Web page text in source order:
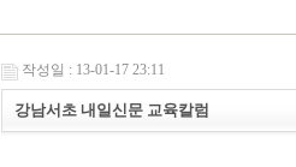
작성일 : 13-01-17 23:11
강남서초 내일신문 교육칼럼